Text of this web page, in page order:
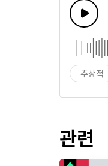
추상적
관련